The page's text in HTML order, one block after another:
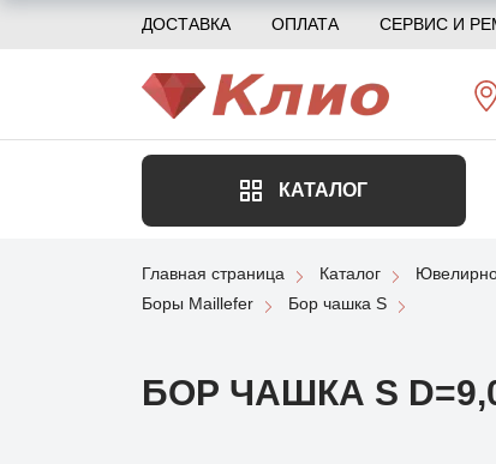
ДОСТАВКА ОПЛАТА СЕРВИС И
КАТАЛОГ
Главная страница Каталог
Боры Maillefer
Бор чашка S
БОР ЧАШКА S